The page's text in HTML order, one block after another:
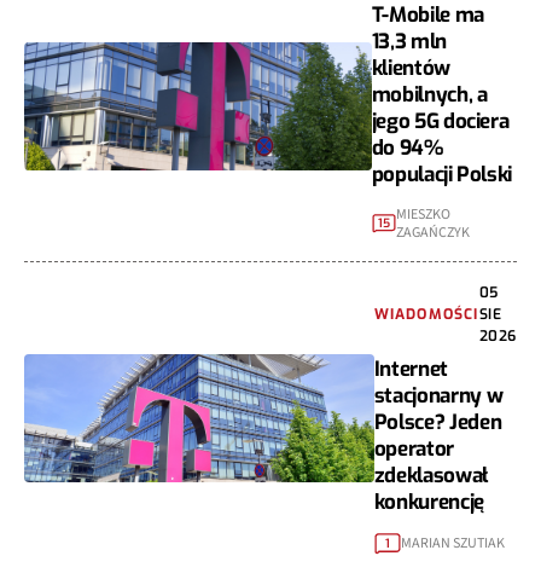
T-Mobile ma
13,3 mln
klientów
mobilnych, a
jego 5G dociera
do 94%
populacji Polski
15 MIESZKO
ZAGAŃCZYK
WIADOMOŚCI
05
SIE
2026
Internet
stacjonarny w
Polsce? Jeden
operator
zdeklasował
konkurencję
1 MARIAN SZUTIAK